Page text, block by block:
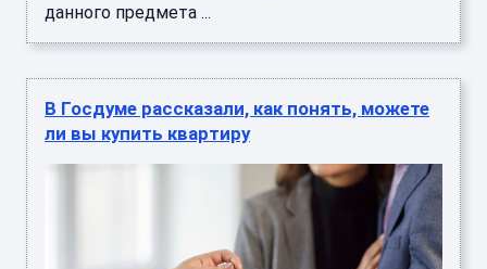
данного предмета ...
В Госдуме рассказали, как понять, можете
ли вы купить квартиру